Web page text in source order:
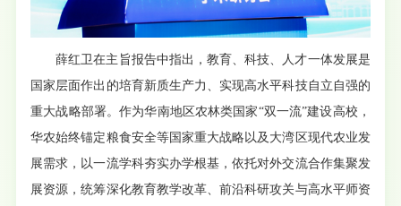
薛红卫在主旨报告中指出，教育、科技、人才一体发展是
国家层面作出的培育新质生产力、实现高水平科技自立自强的
重大战略部署。作为华南地区农林类国家“双一流”建设高校，
华农始终锚定粮食安全等国家重大战略以及大湾区现代农业发
展需求，以一流学科夯实办学根基，依托对外交流合作集聚发
展资源，统筹深化教育教学改革、前沿科研攻关与高水平师资